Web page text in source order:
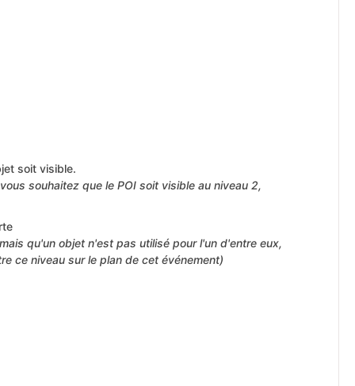
soit visible.
souhaitez que le POI soit visible au niveau 2,
qu'un objet n'est pas utilisé pour l'un d'entre eux,
ce niveau sur le plan de cet événement)